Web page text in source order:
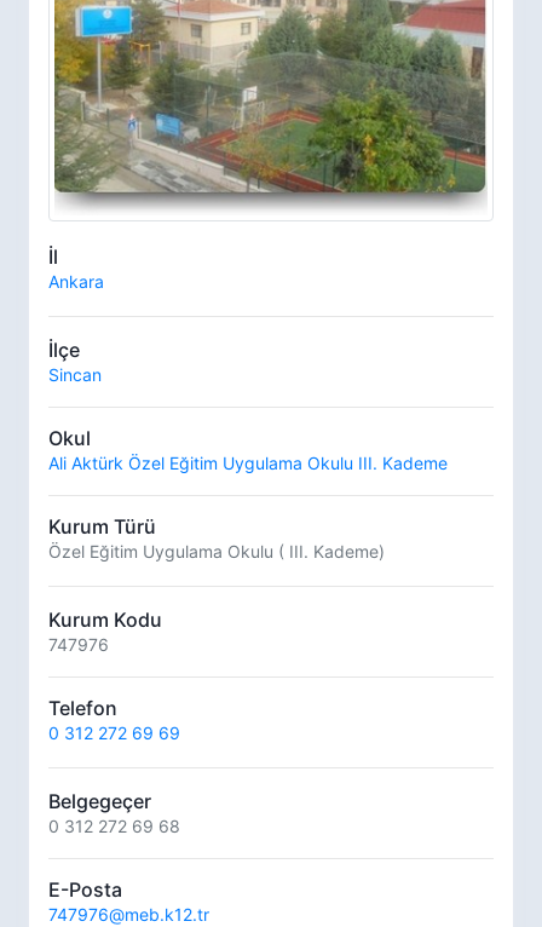
İl
Ankara
İlçe
Sincan
Okul
Ali Aktürk Özel Eğitim Uygulama Okulu III. Kademe
Kurum Türü
Özel Eğitim Uygulama Okulu ( III. Kademe)
Kurum Kodu
747976
Telefon
0 312 272 69 69
Belgegeçer
0 312 272 69 68
E-Posta
747976@meb.k12.tr